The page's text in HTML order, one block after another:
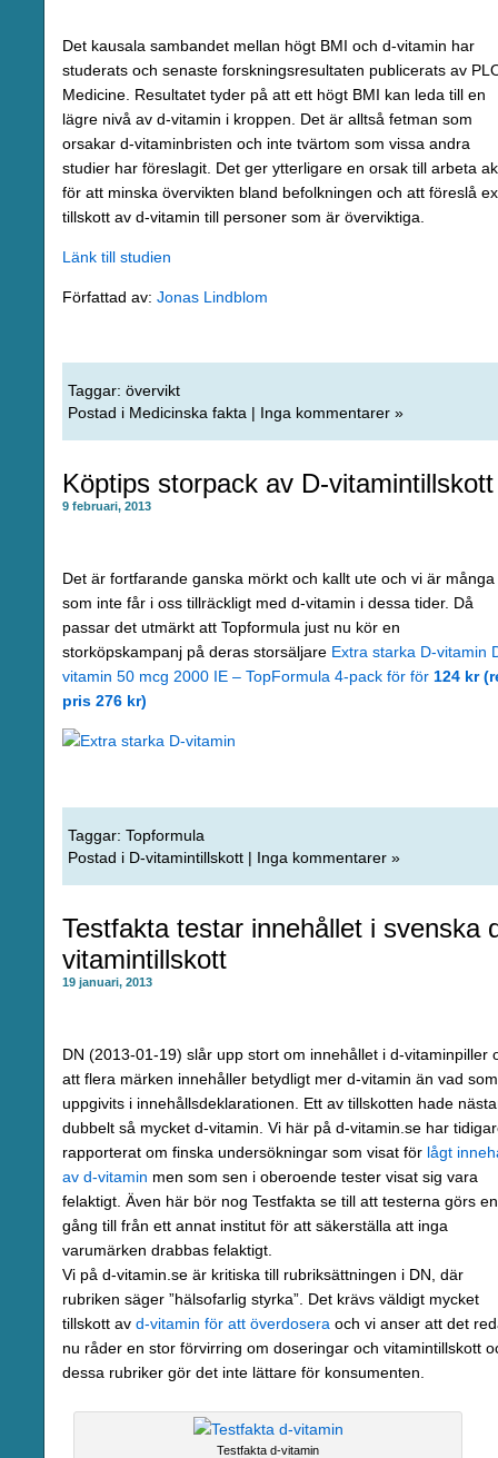
Det kausala sambandet mellan högt BMI och d-vitamin har
studerats och senaste forskningsresultaten publicerats av
Medicine. Resultatet tyder på att ett högt BMI kan leda till en
lägre nivå av d-vitamin i kroppen. Det är alltså fetman som
orsakar d-vitaminbristen och inte tvärtom som vissa andra
studier har föreslagit. Det ger ytterligare en orsak till arbeta
för att minska övervikten bland befolkningen och att föreslå
tillskott av d-vitamin till personer som är överviktiga.
Länk till studien
Författad av: Jonas Lindblom
Taggar: övervikt
Postad i Medicinska fakta | Inga kommentarer »
Köptips storpack av D-vitamintillskott
9 februari, 2013
Det är fortfarande ganska mörkt och kallt ute och vi är många
som inte får i oss tillräckligt med d-vitamin i dessa tider. Då
passar det utmärkt att Topformula just nu kör en
storköpskampanj på deras storsäljare Extra starka D-vitamin
vitamin 50 mcg 2000 IE – TopFormula 4-pack för för 124 kr
pris 276 kr)
Taggar: Topformula
Postad i D-vitamintillskott | Inga kommentarer »
Testfakta testar innehållet i svenska
vitamintillskott
19 januari, 2013
DN (2013-01-19) slår upp stort om innehållet i d-vitaminpiller
att flera märken innehåller betydligt mer d-vitamin än vad som
uppgivits i innehållsdeklarationen. Ett av tillskotten hade
dubbelt så mycket d-vitamin. Vi här på d-vitamin.se har
rapporterat om finska undersökningar som visat för lågt
av d-vitamin men som sen i oberoende tester visat sig vara
felaktigt. Även här bör nog Testfakta se till att testerna görs en
gång till från ett annat institut för att säkerställa att inga
varumärken drabbas felaktigt.
Vi på d-vitamin.se är kritiska till rubriksättningen i DN, där
rubriken säger ”hälsofarlig styrka”. Det krävs väldigt mycket
tillskott av d-vitamin för att överdosera och vi anser att det
nu råder en stor förvirring om doseringar och vitamintillskott
dessa rubriker gör det inte lättare för konsumenten.
Testfakta d-vitamin